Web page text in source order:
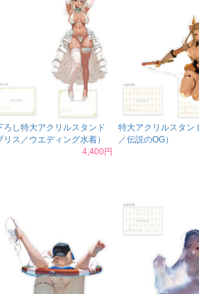
ろし特大アクリルスタンド
リス／ウエディング水着）
4,400円
特大アクリルスタン
／伝説のOG）